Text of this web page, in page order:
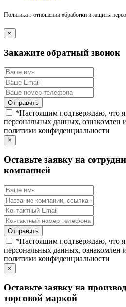
Политика в отношении обработки и защиты
×
Закажите обратный звонок
*Настоящим подтверждаю, что я
персональных данных, ознакомлен
политики конфиденциальности
×
Оставьте заявку на
компанией
*Настоящим подтверждаю, что я
персональных данных, ознакомлен
политики конфиденциальности
×
Оставьте заявку на
торговой маркой